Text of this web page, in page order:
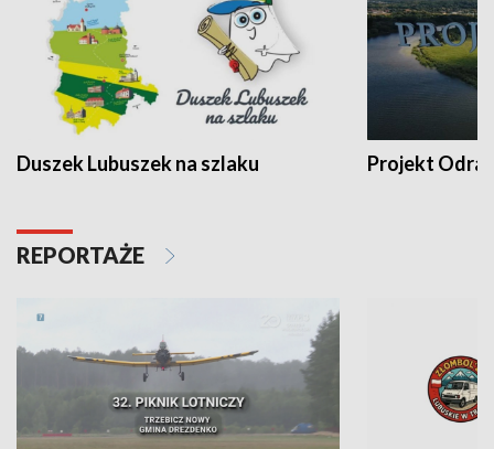
Duszek Lubuszek na szlaku Projekt Odra
REPORTAŻE